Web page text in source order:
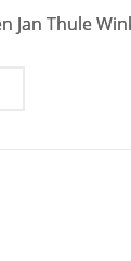
Thule